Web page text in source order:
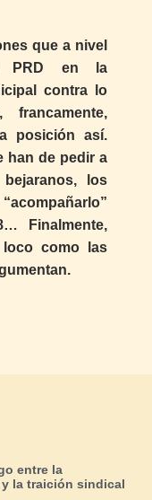
que a nivel
PRD en la
contra lo
francamente,
posición así.
han de pedir a
los
Finalmente,
como las
entre la
la traición sindical